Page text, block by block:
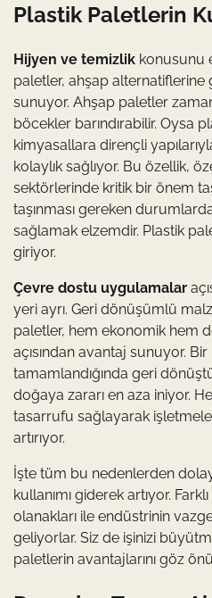
Plastik Paletlerin
Hijyen ve temizlik konusunu
paletler, ahşap
sunuyor. Ahşap paletler
böcekler barındırabilir. Oysa
kimyasallara dirençli
kolaylık sağlıyor. Bu özellik,
sektörlerinde kritik bir önem
taşınması gereken
sağlamak elzemdir. Plastik
giriyor.
Çevre dostu uygulamalar
yeri ayrı. Geri dönüşümlü
paletler, hem ekonomik hem
açısından avantaj sunuyor.
tamamlandığında geri
doğaya zararı en aza iniyor.
tasarrufu sağlayarak
artırıyor.
İşte tüm bu nedenlerden
kullanımı giderek artıyor.
olanakları ile endüstrinin
geliyorlar. Siz de işinizi
paletlerin avantajlarını göz